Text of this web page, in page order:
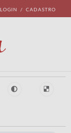
LOGIN / CADASTRO